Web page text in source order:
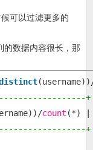
可以过滤更多的
的数据内容很长，那
+
count (*) |
+